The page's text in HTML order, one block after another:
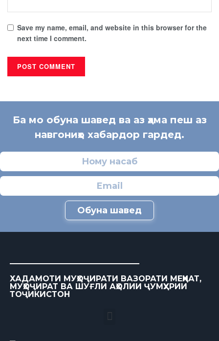
Save my name, email, and website in this browser for the
next time I comment.
Ба мо обуна шавед ва аз ҳама пеш аз
навгониҳо хабардор гардед.
Обуна шавед
ХАДАМОТИ МУҲОҶИРАТИ ВАЗОРАТИ МЕҲНАТ,
МУҲОҶИРАТ ВА ШУҒЛИ АҲОЛИИ ҶУМҲУРИИ
ТОҶИКИСТОН